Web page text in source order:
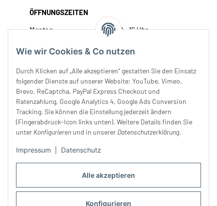
Alle akzeptieren
Konfigurieren
Wie wir Cookies & Co nutzen
Durch Klicken auf „Alle akzeptieren“ gestatten Sie den Einsatz
folgender Dienste auf unserer Website: YouTube, Vimeo,
Brevo, ReCaptcha, PayPal Express Checkout und
Ratenzahlung, Google Analytics 4, Google Ads Conversion
Tracking. Sie können die Einstellung jederzeit ändern
(Fingerabdruck-Icon links unten). Weitere Details finden Sie
unter Konfigurieren und in unserer Datenschutzerklärung.
Impressum Datenschutz
ÖFFNUNGSZEITEN
Montag:
10 - 16 Uhr
Mittwoch:
10 - 18 Uhr
Freitag:
10 - 18 Uhr
Samstag:
10 - 14 Uhr
Unser Service
Rechtliches